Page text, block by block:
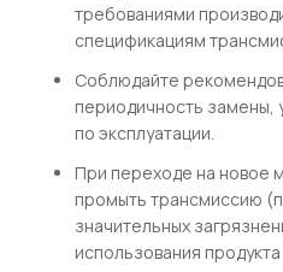
требованиями
спецификациям
Соблюдайте
периодичность замены,
по эксплуатации.
При переходе на новое
промыть трансмиссию
значительных
использования